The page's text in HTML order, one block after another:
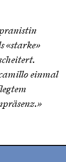
«starke»
einmal